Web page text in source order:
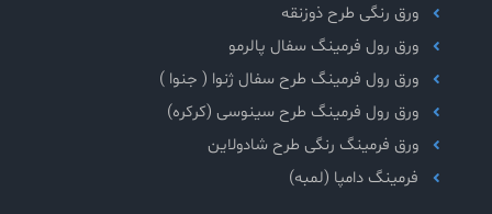
ورق رنگی طرح ذوزنقه
ورق رول فرمینگ سفال پالرمو
ورق رول فرمینگ طرح سفال ژنوا ( جنوا )
ورق رول فرمینگ طرح سینوسی (کرکره)
ورق فرمینگ رنگی طرح شادولاین
فرمینگ دامپا (لمبه)